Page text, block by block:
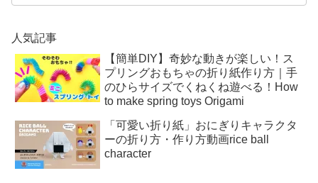
人気記事
【簡単DIY】奇妙な動きが楽しい！ス
プリングおもちゃの折り紙作り方｜手
のひらサイズでくねくね遊べる！How
to make spring toys Origami
「可愛い折り紙」おにぎりキャラクタ
ーの折り方・作り方動画rice ball
character